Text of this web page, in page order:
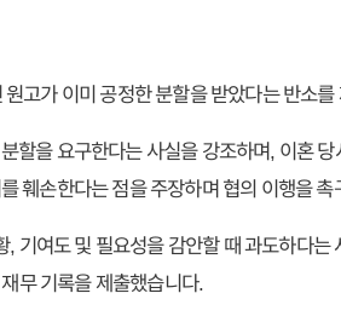
고가 이미 공정한 분할을 받았다는 반소
할을 요구한다는 사실을 강조하며, 이혼
훼손한다는 점을 주장하며 협의 이행을
기여도 및 필요성을 감안할 때 과도하다는
무 기록을 제출했습니다.